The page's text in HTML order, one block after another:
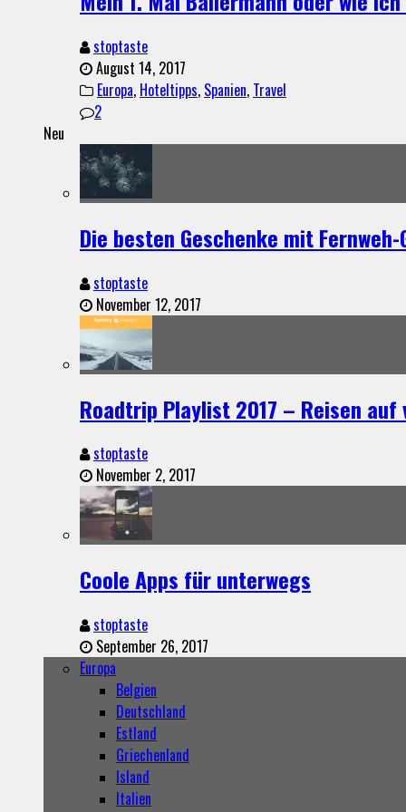
stoptaste
August 14, 2017
Europa, Hoteltipps, Spanien, Travel
2
Neu
Die besten Geschenke mit
stoptaste
November 12, 2017
Roadtrip Playlist 2017 – Reisen auf
stoptaste
November 2, 2017
Coole Apps für unterwegs
stoptaste
September 26, 2017
Europa
Belgien
Deutschland
Estland
Griechenland
Island
Italien